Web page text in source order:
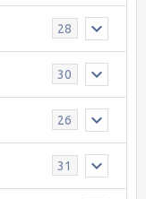
28
30
26
31